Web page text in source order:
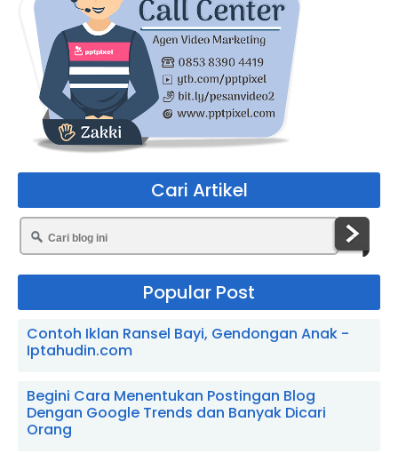
Cari Artikel
Popular Post
Contoh Iklan Ransel Bayi, Gendongan Anak -
Iptahudin.com
Begini Cara Menentukan Postingan Blog
Dengan Google Trends dan Banyak Dicari
Orang